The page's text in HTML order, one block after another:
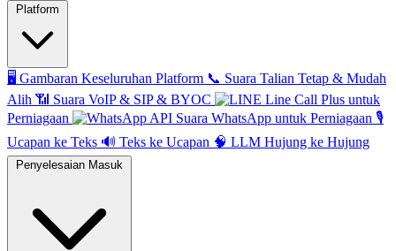
Platform
🖥️ Gambaran Keseluruhan Platform 📞 Suara Talian Tetap & Mudah
Alih 📶 Suara VoIP & SIP & BYOC
Line Call Plus untuk
Perniagaan
API Suara WhatsApp untuk Perniagaan 🎙️
Ucapan ke Teks 🔊 Teks ke Ucapan 🧠 LLM Hujung ke Hujung
Penyelesaian Masuk